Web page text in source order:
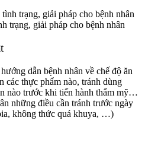
trạng, giải pháp cho bệnh nhân
dẫn bệnh nhân về chế độ ăn
các thực phẩm nào, tránh dùng
nào trước khi tiến hành thẩm mỹ…
những điều cần tránh trước ngày
không thức quá khuya, …)